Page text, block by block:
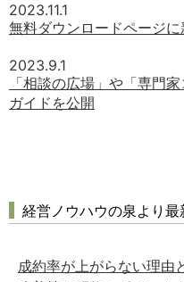
2023.11.1
無料ダウンロードページ
2023.9.1
「相談の広場」や「専門
ガイドを公開
経営ノウハウの泉より最
成約率が上がらない理